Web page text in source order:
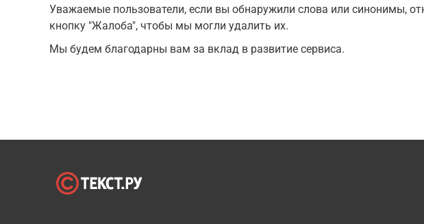
Уважаемые пользователи, если вы обнаружили слова или синонимы,
кнопку "Жалоба", чтобы мы могли удалить их.
Мы будем благодарны вам за вклад в развитие сервиса.